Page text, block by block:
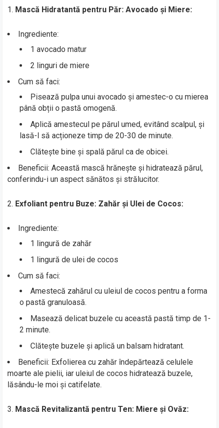
1. Mască Hidratantă pentru Păr: Avocado și Miere:
Ingrediente:
1 avocado matur
2 linguri de miere
Cum să faci:
Pisează pulpa unui avocado și amestec-o cu mierea
până obții o pastă omogenă.
Aplică amestecul pe părul umed, evitând scalpul, și
lasă-l să acționeze timp de 20-30 de minute.
Clătește bine și spală părul ca de obicei.
Beneficii: Această mască hrănește și hidratează părul,
conferindu-i un aspect sănătos și strălucitor.
2. Exfoliant pentru Buze: Zahăr și Ulei de Cocos:
Ingrediente:
1 lingură de zahăr
1 lingură de ulei de cocos
Cum să faci:
Amestecă zahărul cu uleiul de cocos pentru a forma
o pastă granuloasă.
Masează delicat buzele cu această pastă timp de 1-
2 minute.
Clătește buzele și aplică un balsam hidratant.
Beneficii: Exfolierea cu zahăr îndepărtează celulele
moarte ale pielii, iar uleiul de cocos hidratează buzele,
lăsându-le moi și catifelate.
3. Mască Revitalizantă pentru Ten: Miere și Ovăz: